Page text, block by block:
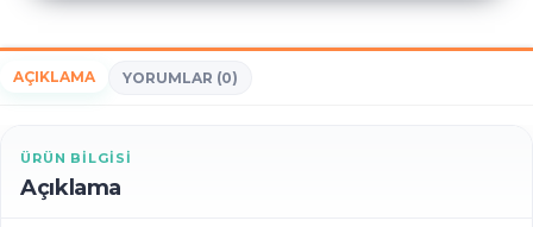
AÇIKLAMA YORUMLAR (0)
ÜRÜN BILGISI
Açıklama